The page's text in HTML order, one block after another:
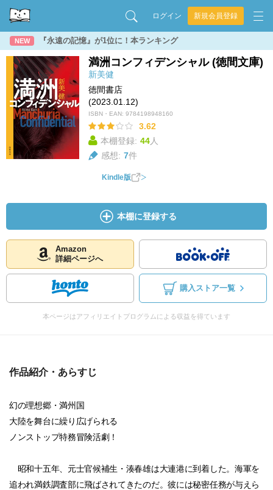
ログイン 新規会員登録
NEW 『永遠の記憶』が1位に！本ランキング
満洲コンフィデンシャル (徳間文庫)
新美健
徳間書店
(2023.01.12)
ISBN・EAN: 9784198948160
3.62
本棚登録: 44人
感想: 7件
Kindle版
本棚に登録する
Amazon
詳細ページへ
購入ストア一覧
本ページはアフィリエイトプログラムによる収益を得ています
作品紹介・あらすじ
幻の理想郷・満州国
大陸を舞台に繰り広げられる
ノンストップ特務冒険活劇！
昭和十五年、元士官候補生・湊春雄は大連港に到着した。海軍を
追われ満鉄調査部に飛ばされてきたのだ。彼には秘密任務が与えら